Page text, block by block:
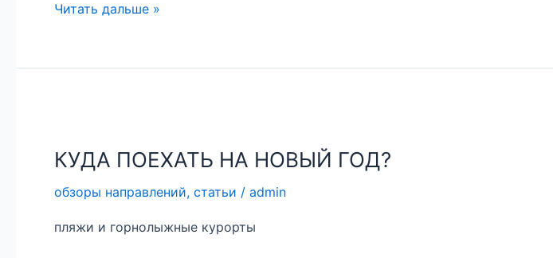
Читать дальше »
КУДА ПОЕХАТЬ НА НОВЫЙ ГОД?
обзоры направлений, статьи / admin
пляжи и горнолыжные курорты
НА
ГОД?